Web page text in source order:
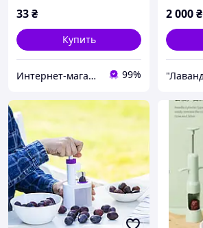
33₴
Купить
Интернет-магазин Хозторг Харьков - товары для дома, сада и огорода оптом 99%
2 000₴